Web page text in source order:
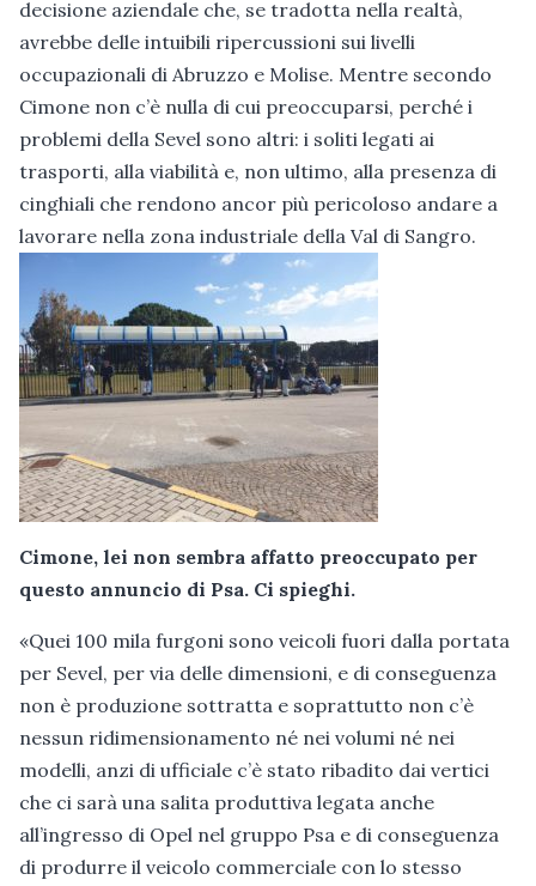
decisione aziendale che, se tradotta nella realtà,
avrebbe delle intuibili ripercussioni sui livelli
occupazionali di Abruzzo e Molise. Mentre secondo
Cimone non c’è nulla di cui preoccuparsi, perché i
problemi della Sevel sono altri: i soliti legati ai
trasporti, alla viabilità e, non ultimo, alla presenza di
cinghiali che rendono ancor più pericoloso andare a
lavorare nella zona industriale della Val di Sangro.
Cimone, lei non sembra affatto preoccupato per
questo annuncio di Psa. Ci spieghi.
«Quei 100 mila furgoni sono veicoli fuori dalla portata
per Sevel, per via delle dimensioni, e di conseguenza
non è produzione sottratta e soprattutto non c’è
nessun ridimensionamento né nei volumi né nei
modelli, anzi di ufficiale c’è stato ribadito dai vertici
che ci sarà una salita produttiva legata anche
all’ingresso di Opel nel gruppo Psa e di conseguenza
di produrre il veicolo commerciale con lo stesso